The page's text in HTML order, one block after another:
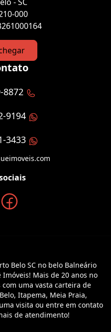
000
8872
9194
3433
Belo SC no belo Balneário
Imóveis! Mais de 20 anos no
uma vasta carteira de
Itapema, Meia Praia,
visita ou entre em contato
de atendimento!